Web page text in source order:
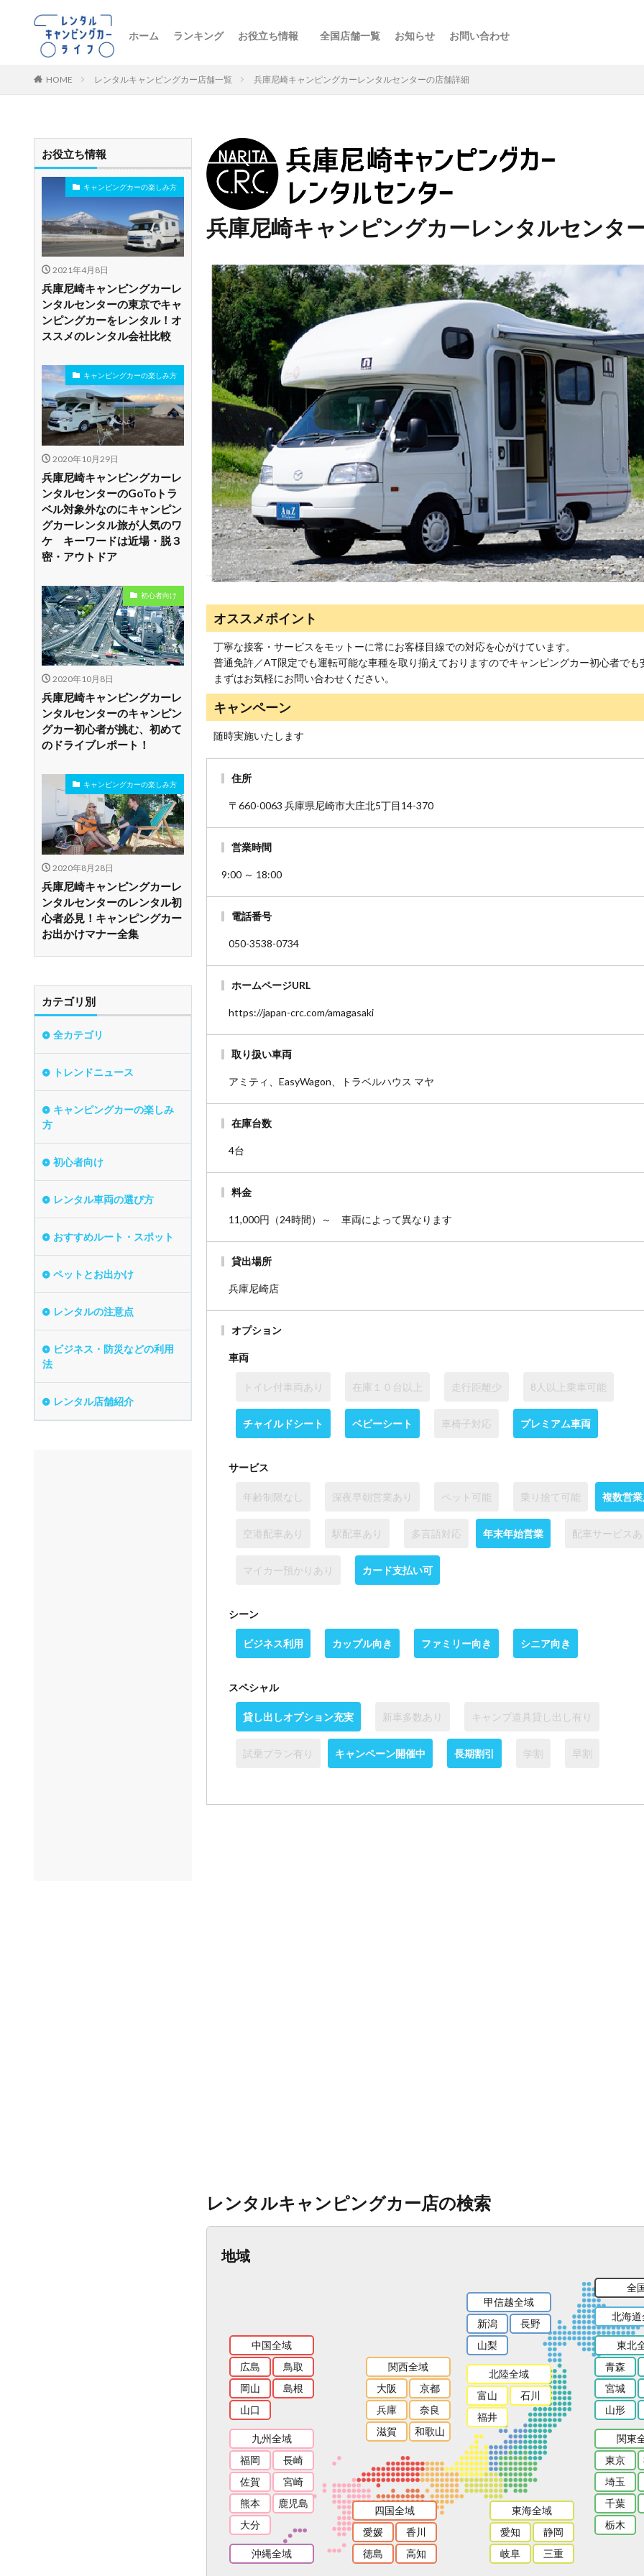
ホーム ランキング お役立ち情報 全国店舗一覧 お知らせ お問い合わせ
HOME レンタルキャンピングカー店舗一覧 兵庫尼崎キャンピングカーレンタルセンターの店舗詳細
兵庫尼崎キャンピングカーレンタルセンタ
オススメポイント
丁寧な接客・サービスをモットーに常にお客様目線での対応を心がけています。
普通免許／AT限定でも運転可能な車種を取り揃えておりますのでキャンピングカー初心者でも
まずはお気軽にお問い合わせください。
キャンペーン
随時実施いたします
住所
〒660-0063 兵庫県尼崎市大庄北5丁目14-370
営業時間
9:00 ～ 18:00
電話番号
050-3538-0734
ホームページURL
https://japan-crc.com/amagasaki
取り扱い車両
アミティ、EasyWagon、トラベルハウス マヤ
在庫台数
4台
料金
11,000円（24時間）～ 車両によって異なります
貸出場所
兵庫尼崎店
オプション
車両
トイレ付車両あり 在庫１０台以上 走行距離少 8人以上乗車可能
チャイルドシート ベビーシート 車椅子対応 プレミアム車両
サービス
年齢制限なし 深夜早朝営業あり ペット可能 乗り捨て可能 複数営
空港配車あり 駅配車あり 多言語対応 年末年始営業 配車サービス
マイカー預かりあり カード支払い可
シーン
ビジネス利用 カップル向き ファミリー向き シニア向き
スペシャル
貸し出しオプション充実 新車多数あり キャンプ道具貸し出し有り
試乗プラン有り キャンペーン開催中 長期割引 学割 早割
レンタルキャンピングカー店の検索
地域
全
北海
東北
青森
宮城
山形
関東
東京
埼玉
千葉
栃木
甲信越全域
新潟
長野
山梨
北陸全域
富山
石川
福井
東海全域
愛知
静岡
岐阜
三重
関西全域
大阪
京都
兵庫
奈良
滋賀
和歌山
中国全域
広島
鳥取
岡山
島根
山口
四国全域
愛媛
香川
徳島
高知
九州全域
福岡
長崎
佐賀
宮崎
熊本
鹿児島
大分
沖縄全域
お役立ち情報
キャンピングカーの楽しみ方
2021年4月8日
兵庫尼崎キャンピングカーレ
ンタルセンターの東京でキャ
ンピングカーをレンタル！オ
ススメのレンタル会社比較
キャンピングカーの楽しみ方
2020年10月29日
兵庫尼崎キャンピングカーレ
ンタルセンターのGoToトラ
ベル対象外なのにキャンピン
グカーレンタル旅が人気のワ
ケ キーワードは近場・脱３
密・アウトドア
初心者向け
2020年10月8日
兵庫尼崎キャンピングカーレ
ンタルセンターのキャンピン
グカー初心者が挑む、初めて
のドライブレポート！
キャンピングカーの楽しみ方
2020年8月28日
兵庫尼崎キャンピングカーレ
ンタルセンターのレンタル初
心者必見！キャンピングカー
お出かけマナー全集
カテゴリ別
全カテゴリ
トレンドニュース
キャンピングカーの楽しみ
方
初心者向け
レンタル車両の選び方
おすすめルート・スポット
ペットとお出かけ
レンタルの注意点
ビジネス・防災などの利用
法
レンタル店舗紹介